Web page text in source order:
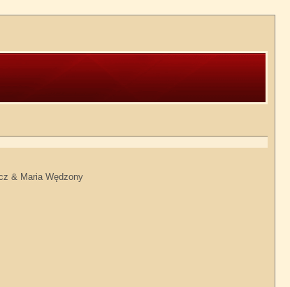
& Maria Wędzony